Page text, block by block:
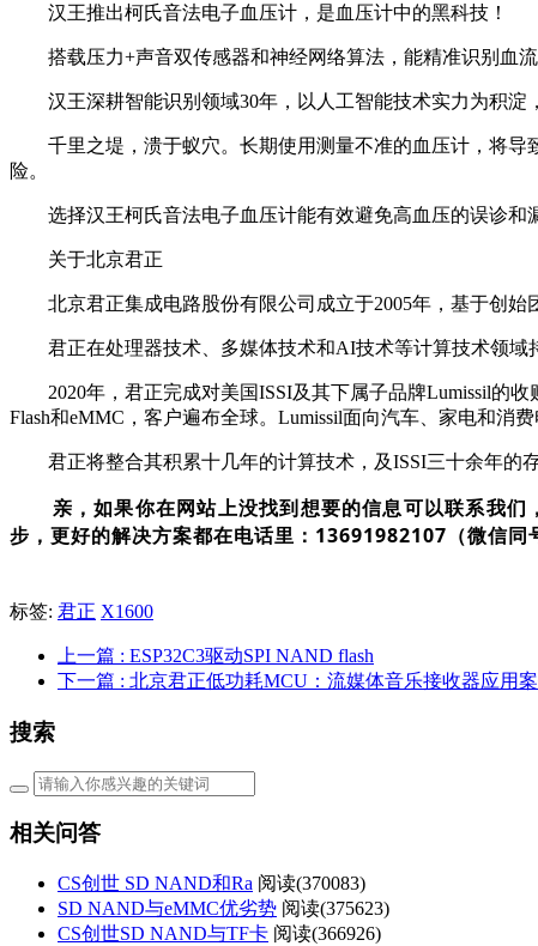
汉王推出柯氏音法电子血压计，是血压计中的黑科技！
搭载压力+声音双传感器和神经网络算法，能精准识别血流
汉王深耕智能识别领域30年，以人工智能技术实力为积淀
千里之堤，溃于蚁穴。长期使用测量不准的血压计，将导
险。
选择汉王柯氏音法电子血压计能有效避免高血压的误诊和
关于北京君正
北京君正集成电路股份有限公司成立于2005年，基于创始团
君正在处理器技术、多媒体技术和AI技术等计算技术领域
2020年，君正完成对美国ISSI及其下属子品牌Lumissil的收
Flash和eMMC，客户遍布全球。Lumissil面向汽车、家电和消
君正将整合其积累十几年的计算技术，及ISSI三十余年的存
亲，如果你在网站上没找到想要的信息可以联系我
步，更好的解决方案都在电话里：13691982107（微信同
标签: 君正 X1600
上一篇 : ESP32C3驱动SPI NAND flash
下一篇 : 北京君正低功耗MCU：流媒体音乐接收器应用案
搜索
相关问答
CS创世 SD NAND和Ra 阅读(370083)
SD NAND与eMMC优劣势 阅读(375623)
CS创世SD NAND与TF卡 阅读(366926)